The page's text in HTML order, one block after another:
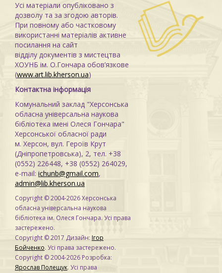
Усі матеріали опубліковано з
дозволу та за згодою авторів.
При повному або частковому
використанні матеріалів активне
посилання на сайт
відділу документів з мистецтва
ХОУНБ ім. О.Гончара обов’язкове
(www.art.lib.kherson.ua)
Контактна інформація
Комунальний заклад "Херсонська
обласна універсальна наукова
бібліотека імені Олеся Гончара"
Херсонської обласної ради
м. Херсон, вул. Героїв Крут
(Дніпропетровська), 2, тел. +38
(0552) 226448, +38 (0552) 264029,
e-mail: ichunb@gmail.com,
admin@lib.kherson.ua
Copyright © 2004-2026 Херсонська
обласна універсальна наукова
бібліотека ім. Олеся Гончара. Усі права
застережено.
Copyright © 2017 Дизайн: Ігор
Бойченко. Усі права застережено.
Copyright © 2004-2026 Розробка:
Ярослав Полещук. Усі права